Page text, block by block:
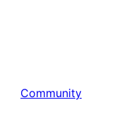
Community